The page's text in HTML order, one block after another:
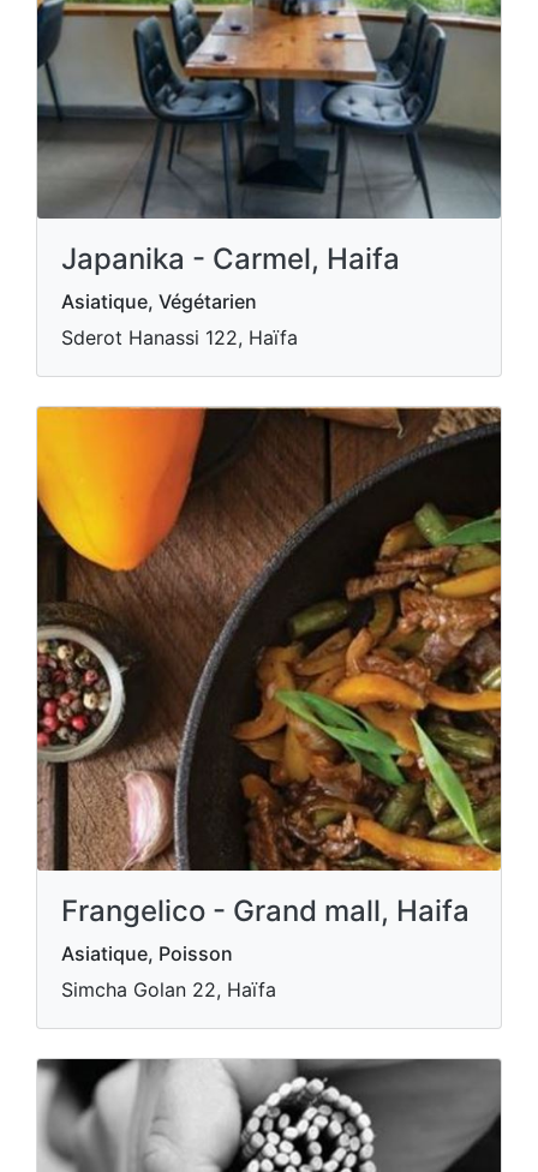
Japanika - Carmel, Haifa
Asiatique, Végétarien
Sderot Hanassi 122, Haïfa
Frangelico - Grand mall, Haifa
Asiatique, Poisson
Simcha Golan 22, Haïfa